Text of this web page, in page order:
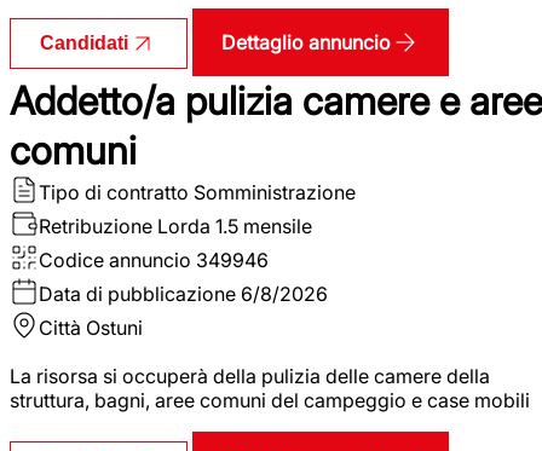
Candidati Dettaglio annuncio
Addetto/a pulizia camere e aree
comuni
Tipo di contratto Somministrazione
Retribuzione Lorda 1.5 mensile
Codice annuncio 349946
Data di pubblicazione 6/8/2026
Città Ostuni
La risorsa si occuperà della pulizia delle camere della
struttura, bagni, aree comuni del campeggio e case mobili